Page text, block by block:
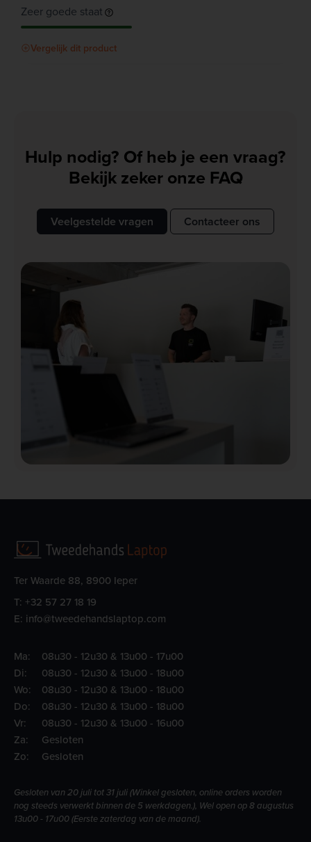
Zeer goede staat
Vergelijk dit product
Hulp nodig? Of heb je een vraag?
Bekijk zeker onze FAQ
Veelgestelde vragen Contacteer ons
Ter Waarde 88, 8900 Ieper
T: +32 57 27 18 19
E: info@tweedehandslaptop.com
Ma:
08u30 - 12u30 & 13u00 - 17u00
Di:
08u30 - 12u30 & 13u00 - 18u00
Wo:
08u30 - 12u30 & 13u00 - 18u00
Do:
08u30 - 12u30 & 13u00 - 18u00
Vr:
08u30 - 12u30 & 13u00 - 16u00
Za:
Gesloten
Zo:
Gesloten
Gesloten van 20 juli tot 31 juli (Winkel gesloten, online orders worden
nog steeds verwerkt binnen de 5 werkdagen.), Wel open op 8 augustus
13u00 - 17u00 (Eerste zaterdag van de maand).